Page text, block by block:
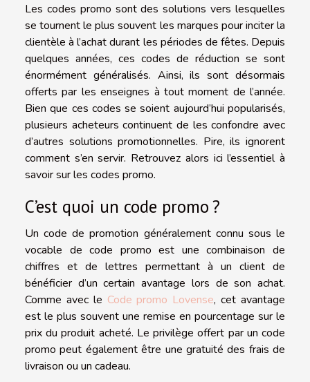
Les codes promo sont des solutions vers lesquelles
se tournent le plus souvent les marques pour inciter la
clientèle à l’achat durant les périodes de fêtes. Depuis
quelques années, ces codes de réduction se sont
énormément généralisés. Ainsi, ils sont désormais
offerts par les enseignes à tout moment de l’année.
Bien que ces codes se soient aujourd’hui popularisés,
plusieurs acheteurs continuent de les confondre avec
d’autres solutions promotionnelles. Pire, ils ignorent
comment s’en servir. Retrouvez alors ici l’essentiel à
savoir sur les codes promo.
C’est quoi un code promo ?
Un code de promotion généralement connu sous le
vocable de code promo est une combinaison de
chiffres et de lettres permettant à un client de
bénéficier d’un certain avantage lors de son achat.
Comme avec le Code promo Lovense, cet avantage
est le plus souvent une remise en pourcentage sur le
prix du produit acheté. Le privilège offert par un code
promo peut également être une gratuité des frais de
livraison ou un cadeau.